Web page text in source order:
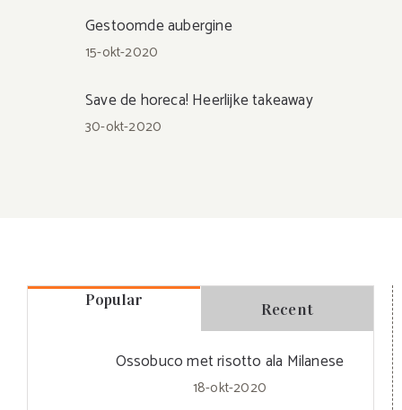
Gestoomde aubergine
15-okt-2020
Save de horeca! Heerlijke takeaway
30-okt-2020
Popular Recent
Ossobuco met risotto ala Milanese
18-okt-2020